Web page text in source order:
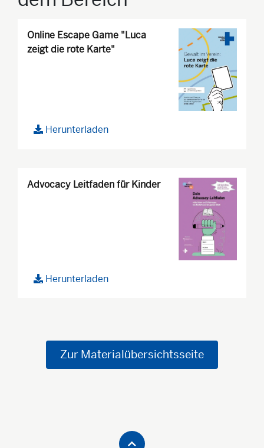
Online Escape Game "Luca
zeigt die rote Karte"
Herunterladen
Advocacy Leitfaden für Kinder
Herunterladen
Zur Materialübersichtsseite